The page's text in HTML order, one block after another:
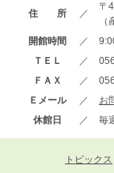
住 所 ／
〒
開館時間
／
ＴＥＬ
／
ＦＡＸ
／
Ｅメール
／
お
休館日
／ 毎
トピックス